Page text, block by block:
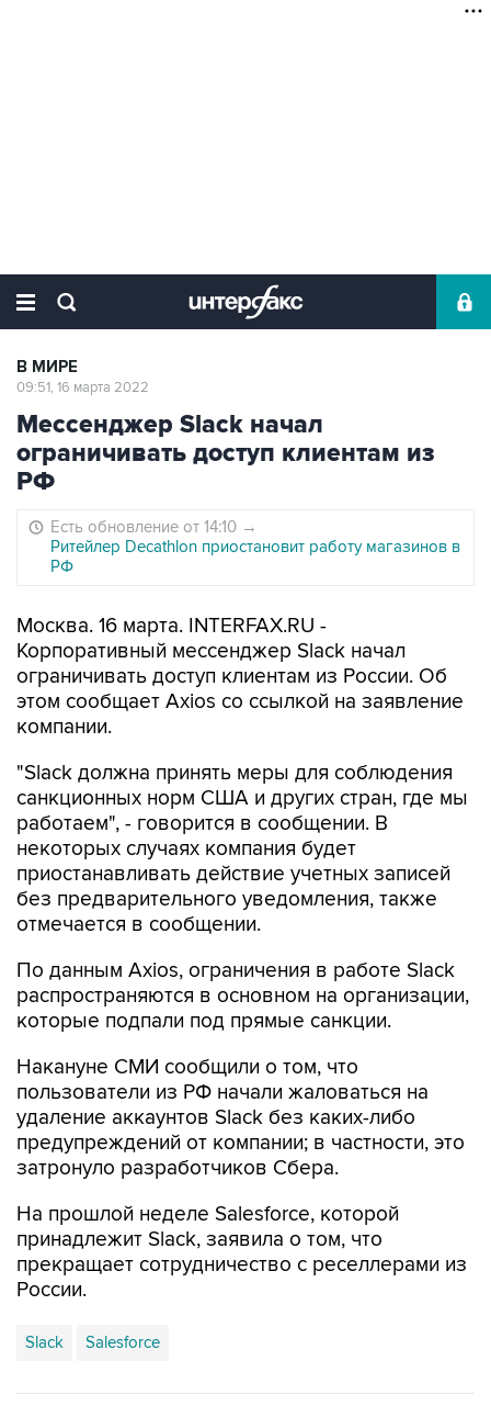
В МИРЕ
09:51, 16 марта 2022
Мессенджер Slack начал
ограничивать доступ клиентам из
РФ
Есть обновление от 14:10 →
Ритейлер Decathlon приостановит работу магазинов в
РФ
Москва. 16 марта. INTERFAX.RU -
Корпоративный мессенджер Slack начал
ограничивать доступ клиентам из России. Об
этом сообщает Axios со ссылкой на заявление
компании.
"Slack должна принять меры для соблюдения
санкционных норм США и других стран, где мы
работаем", - говорится в сообщении. В
некоторых случаях компания будет
приостанавливать действие учетных записей
без предварительного уведомления, также
отмечается в сообщении.
По данным Axios, ограничения в работе Slack
распространяются в основном на организации,
которые подпали под прямые санкции.
Накануне СМИ сообщили о том, что
пользователи из РФ начали жаловаться на
удаление аккаунтов Slack без каких-либо
предупреждений от компании; в частности, это
затронуло разработчиков Сбера.
На прошлой неделе Salesforce, которой
принадлежит Slack, заявила о том, что
прекращает сотрудничество с реселлерами из
России.
Slack Salesforce